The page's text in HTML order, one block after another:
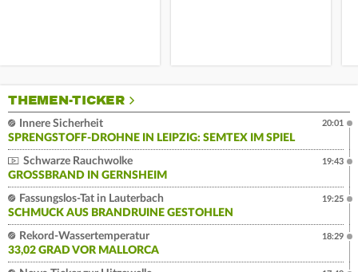
THEMEN-TICKER
Innere Sicherheit
SPRENGSTOFF-DROHNE IN LEIPZIG: SEMTEX IM SPIEL
20:01
Schwarze Rauchwolke
GROSSBRAND IN GERNSHEIM
19:43
Fassungslos-Tat in Lauterbach
SCHMUCK AUS BRANDRUINE GESTOHLEN
19:25
Rekord-Wassertemperatur
33,02 GRAD VOR MALLORCA
18:29